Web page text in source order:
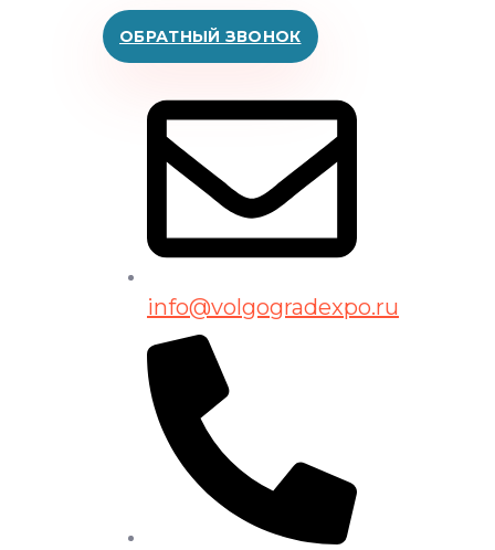
ОБРАТНЫЙ ЗВОНОК
info@volgogradexpo.ru